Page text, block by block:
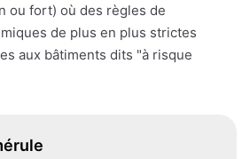
ou fort) où des règles de
de plus en plus strictes
aux bâtiments dits "à risque